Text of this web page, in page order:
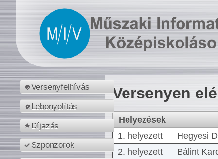
Versenyfelhívás
Lebonyolítás
Díjazás
Szponzorok
Versenyen
Helyezések
1. helyezett
Hegyesi
2. helyezett
Bálint